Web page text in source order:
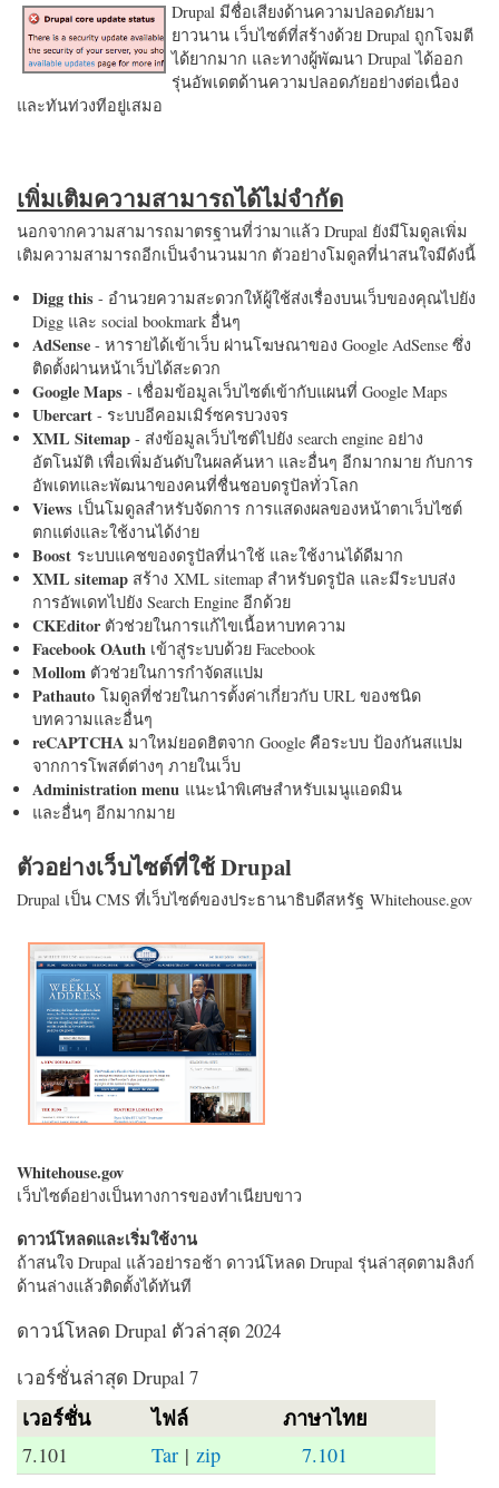
Drupal มีชื่อเสียงด้านความปลอดภัยมา
ยาวนาน เว็บไซต์ที่สร้างด้วย Drupal ถูกโจมตี
ได้ยากมาก และทางผู้พัฒนา Drupal ได้ออก
รุ่นอัพเดตด้านความปลอดภัยอย่างต่อเนื่อง
และทันท่วงทีอยู่เสมอ
เพิ่มเติมความสามารถได้ไม่จำกัด
นอกจากความสามารถมาตรฐานที่ว่ามาแล้ว Drupal ยังมีโมดูลเพิ่ม
เติมความสามารถอีกเป็นจำนวนมาก ตัวอย่างโมดูลที่น่าสนใจมีดังนี้
Digg this - อำนวยความสะดวกให้ผู้ใช้ส่งเรื่องบนเว็บของคุณไปยัง
Digg และ social bookmark อื่นๆ
AdSense - หารายได้เข้าเว็บ ผ่านโฆษณาของ Google AdSense ซึ่ง
ติดตั้งผ่านหน้าเว็บได้สะดวก
Google Maps - เชื่อมข้อมูลเว็บไซต์เข้ากับแผนที่ Google Maps
Ubercart - ระบบอีคอมเมิร์ซครบวงจร
XML Sitemap - ส่งข้อมูลเว็บไซต์ไปยัง search engine อย่าง
อัตโนมัติ เพื่อเพิ่มอันดับในผลค้นหา และอื่นๆ อีกมากมาย กับการ
อัพเดทและพัฒนาของคนที่ชื่นชอบดรูปัลทั่วโลก
Views เป็นโมดูลสำหรับจัดการ การแสดงผลของหน้าตาเว็บไซต์
ตกแต่งและใช้งานได้ง่าย
Boost ระบบแคชของดรูปัลที่น่าใช้ และใช้งานได้ดีมาก
XML sitemap สร้าง XML sitemap สำหรับดรูปัล และมีระบบส่ง
การอัพเดทไปยัง Search Engine อีกด้วย
CKEditorตัวช่วยในการแก้ไขเนื้อหาบทความ
Facebook OAuth เข้าสู่ระบบด้วย Facebook
Mollom ตัวช่วยในการกำจัดสแปม
Pathauto โมดูลที่ช่วยในการตั้งค่าเกี่ยวกับ URL ของชนิด
บทความและอื่นๆ
reCAPTCHA มาใหม่ยอดฮิตจาก Google คือระบบ ป้องกันสแปม
จากการโพสต์ต่างๆ ภายในเว็บ
Administration menu แนะนำพิเศษสำหรับเมนูแอดมิน
และอื่นๆ อีกมากมาย
ตัวอย่างเว็บไซต์ที่ใช้ Drupal
Drupal เป็น CMS ที่เว็บไซต์ของประธานาธิบดีสหรัฐ Whitehouse.gov
Whitehouse.gov
เว็บไซต์อย่างเป็นทางการของทำเนียบขาว
ดาวน์โหลดและเริ่มใช้งาน
ถ้าสนใจ Drupal แล้วอย่ารอช้า ดาวน์โหลด Drupal รุ่นล่าสุดตามลิงก์
ด้านล่างแล้วติดตั้งได้ทันที
ดาวน์โหลด Drupal ตัวล่าสุด 2024
เวอร์ชั่นล่าสุด Drupal 7
เวอร์ชั่น ไฟล์ ภาษาไทย
7.101 Tar |zip 7.101